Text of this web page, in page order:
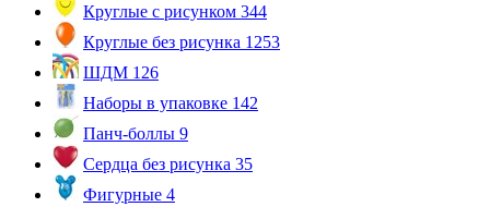
Круглые с рисунком 344
Круглые без рисунка 1253
ШДМ 126
Наборы в упаковке 142
Панч-боллы 9
Сердца без рисунка 35
Фигурные 4